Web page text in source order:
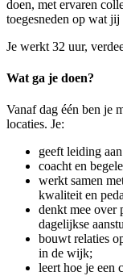
doen, met ervaren
toegesneden op wat
Je werkt 32 uur,
Wat ga je doen?
Vanaf dag één ben je
locaties. Je:
geeft leiding
coacht en
werkt samen
kwaliteit en
denkt mee over
dagelijkse
bouwt relaties
in de wijk;
leert hoe je een